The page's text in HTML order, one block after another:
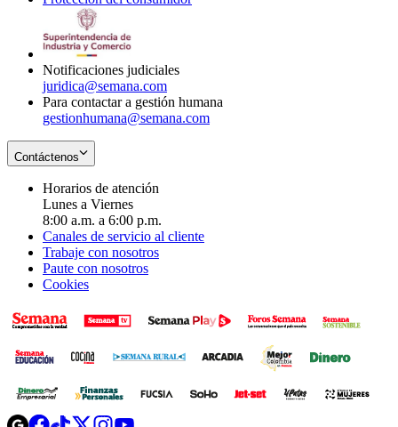
Notificaciones judiciales
juridica@semana.com
Para contactar a gestión humana
gestionhumana@semana.com
Contáctenos
Horarios de atención
Lunes a Viernes
8:00 a.m. a 6:00 p.m.
Canales de servicio al cliente
Trabaje con nosotros
Paute con nosotros
Cookies
OpensOpensOpensOpens